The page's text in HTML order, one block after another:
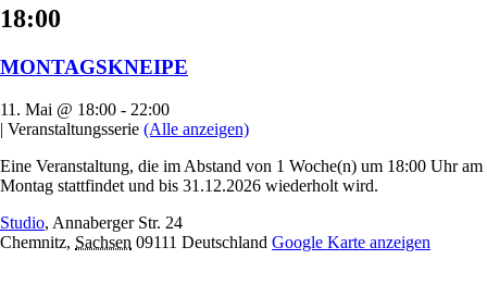
18:00
MONTAGSKNEIPE
11. Mai @ 18:00 - 22:00
| Veranstaltungsserie (Alle anzeigen)
Eine Veranstaltung, die im Abstand von 1 Woche(n) um 18:00 Uhr am
Montag stattfindet und bis 31.12.2026 wiederholt wird.
Studio, Annaberger Str. 24
Chemnitz, Sachsen 09111 Deutschland Google Karte anzeigen